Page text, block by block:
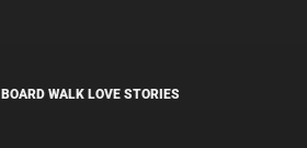
BOARD WALK LOVE STORIES